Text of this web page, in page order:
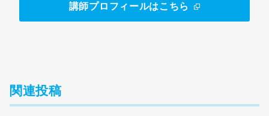
講師プロフィールはこちら
関連投稿